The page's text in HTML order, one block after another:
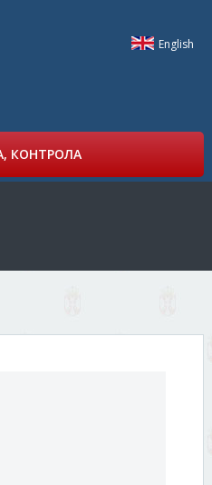
English
КОНТРОЛА